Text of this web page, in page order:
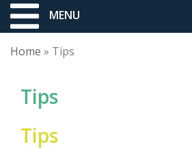
MENU
Home » Tips
Tips
Tips